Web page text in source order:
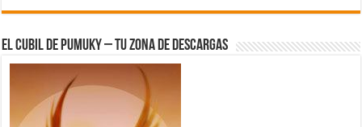
El Cubil de Pumuky – Tu zona de Descargas